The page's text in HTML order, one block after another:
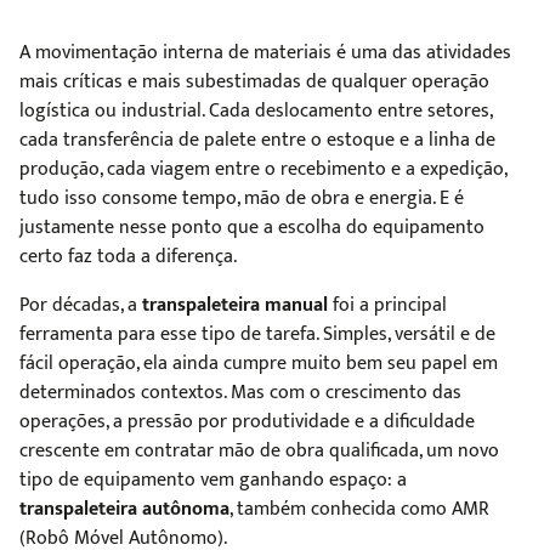
A movimentação interna de materiais é uma das atividades
mais críticas e mais subestimadas de qualquer operação
logística ou industrial. Cada deslocamento entre setores,
cada transferência de palete entre o estoque e a linha de
produção, cada viagem entre o recebimento e a expedição,
tudo isso consome tempo, mão de obra e energia. E é
justamente nesse ponto que a escolha do equipamento
certo faz toda a diferença.
Por décadas, atranspaleteira manualfoi a principal
ferramenta para esse tipo de tarefa. Simples, versátil e de
fácil operação, ela ainda cumpre muito bem seu papel em
determinados contextos. Mas com o crescimento das
operações, a pressão por produtividade e a dificuldade
crescente em contratar mão de obra qualificada, um novo
tipo de equipamento vem ganhando espaço: a
transpaleteira autônoma, também conhecida como AMR
(Robô Móvel Autônomo).